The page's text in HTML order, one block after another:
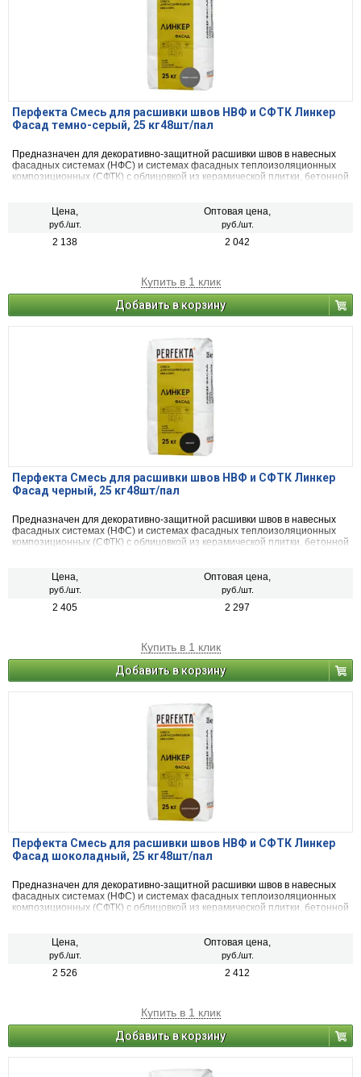
Перфекта Смесь для расшивки швов НВФ и СФТК Линкер
Фасад темно-серый, 25 кг48шт/пал
Предназначен для декоративно-защитной расшивки швов в навесных
фасадных системах (НФС) и системах фасадных теплоизоляционных
композиционных (СФТК) с облицовкой из керамической плитки, бетонной
Цена,
руб./шт.
Оптовая цена,
руб./шт.
2 138 2 042
Купить в 1 клик
Добавить в корзину
Перфекта Смесь для расшивки швов НВФ и СФТК Линкер
Фасад черный, 25 кг48шт/пал
Предназначен для декоративно-защитной расшивки швов в навесных
фасадных системах (НФС) и системах фасадных теплоизоляционных
композиционных (СФТК) с облицовкой из керамической плитки, бетонной
Цена,
руб./шт.
Оптовая цена,
руб./шт.
2 405 2 297
Купить в 1 клик
Добавить в корзину
Перфекта Смесь для расшивки швов НВФ и СФТК Линкер
Фасад шоколадный, 25 кг48шт/пал
Предназначен для декоративно-защитной расшивки швов в навесных
фасадных системах (НФС) и системах фасадных теплоизоляционных
композиционных (СФТК) с облицовкой из керамической плитки, бетонной
Цена,
руб./шт.
Оптовая цена,
руб./шт.
2 526 2 412
Купить в 1 клик
Добавить в корзину